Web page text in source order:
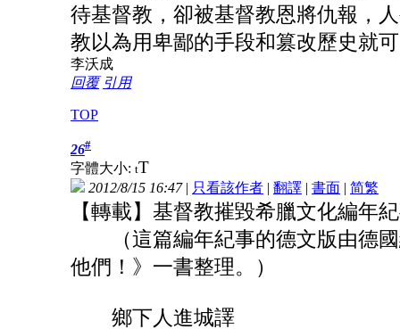
待基督教，卻被基督教恩將仇報，
教以為用卑鄙的手段和篡改歷史就
李沃成
回覆 引用
TOP
26#
字體大小: tT
2012/8/15 16:47| 只看該作者 | 翻譯 | 書面 | 简繁
【轉載】基督教摧毀希臘文化編年
（這篇編年紀事的德文版由德國
他們！》一書整理。）
鄉下人進城譯